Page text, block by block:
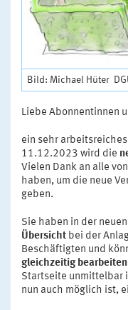
Bild: Michael Hüter
Liebe Abonnentinnen
ein sehr
11.12.2023 wird die
Vielen Dank an alle
haben, um die neue
geben.
Sie haben in der
Übersicht bei der
Beschäftigten und
gleichzeitig bearbeiten
Startseite unmittelbar
nun auch möglich ist,